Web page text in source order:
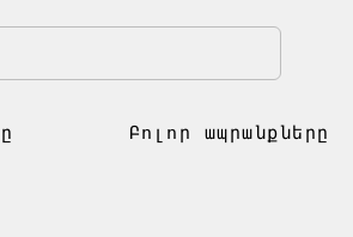
Բոլոր ապրանքները